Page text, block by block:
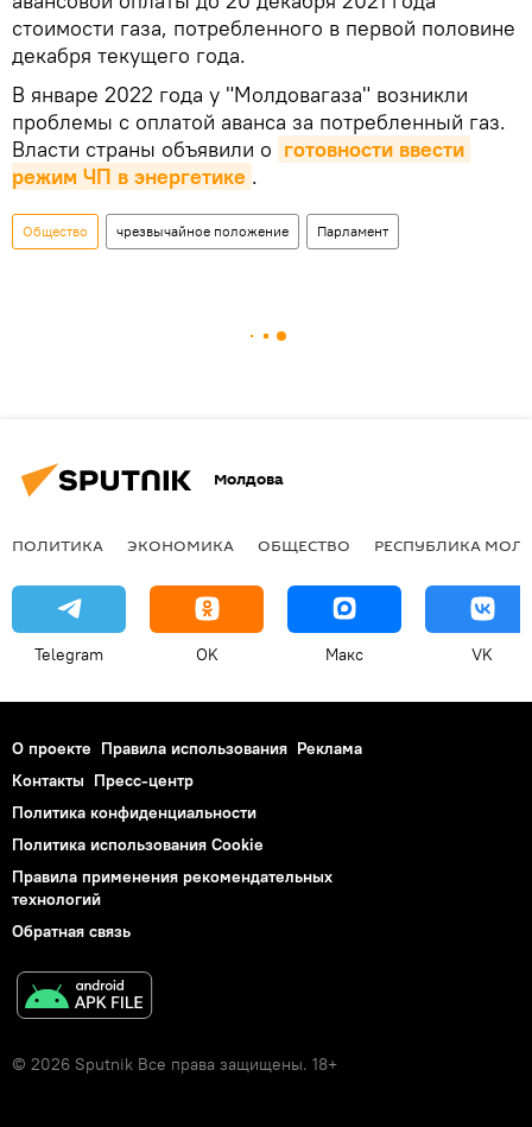
стоимости газа, потребленного в первой половине
декабря текущего года.
В январе 2022 года у "Молдовагаза" возникли
проблемы с оплатой аванса за потребленный газ.
Власти страны объявили о готовности ввести
режим ЧП в энергетике .
Общество чрезвычайное положение Парламент
Молдова
ПОЛИТИКА ЭКОНОМИКА ОБЩЕСТВО РЕСПУБЛИКА
Telegram OK Макс VK
О проекте Правила использования Реклама
Контакты Пресс-центр
Политика конфиденциальности
Политика использования Cookie
Правила применения рекомендательных
технологий
Обратная связь
© 2026 Sputnik Все права защищены. 18+